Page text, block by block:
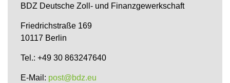
BDZ Deutsche Zoll- und Finanzgewerkschaft
Friedrichstraße 169
10117 Berlin
Tel.: +49 30 863247640
E-Mail: post@bdz.eu